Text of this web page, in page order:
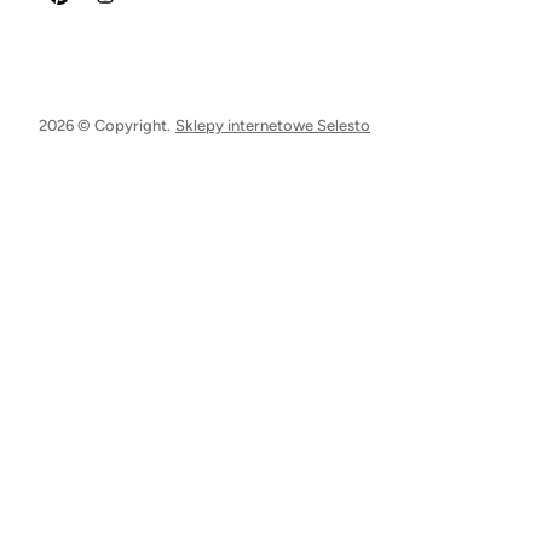
2026 © Copyright. Sklepy internetowe Selesto